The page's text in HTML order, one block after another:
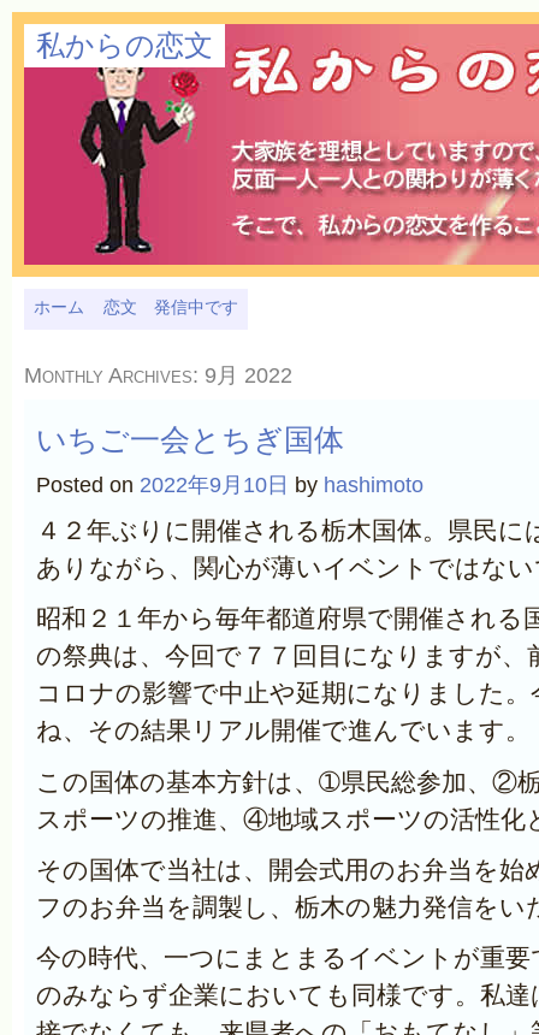
私からの恋文
ホーム 恋文 発信中です
Monthly Archives: 9月 2022
いちご一会とちぎ国体
Posted on 2022年9月10日 by hashimoto
４２年ぶりに開催される栃木国体。県民に
ありながら、関心が薄いイベントではな
昭和２１年から毎年都道府県で開催される
の祭典は、今回で７７回目になりますが、
コロナの影響で中止や延期になりました。
ね、その結果リアル開催で進んでいます。
この国体の基本方針は、➀県民総参加、②
スポーツの推進、④地域スポーツの活性化
その国体で当社は、開会式用のお弁当を始
フのお弁当を調製し、栃木の魅力発信をい
今の時代、一つにまとまるイベントが重要
のみならず企業においても同様です。私